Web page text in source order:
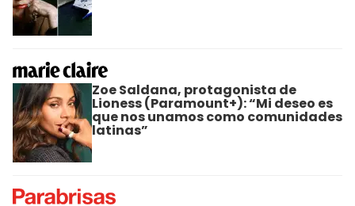
Zoe Saldana, protagonista de
Lioness (Paramount+): “Mi deseo es
que nos unamos como comunidades
latinas”